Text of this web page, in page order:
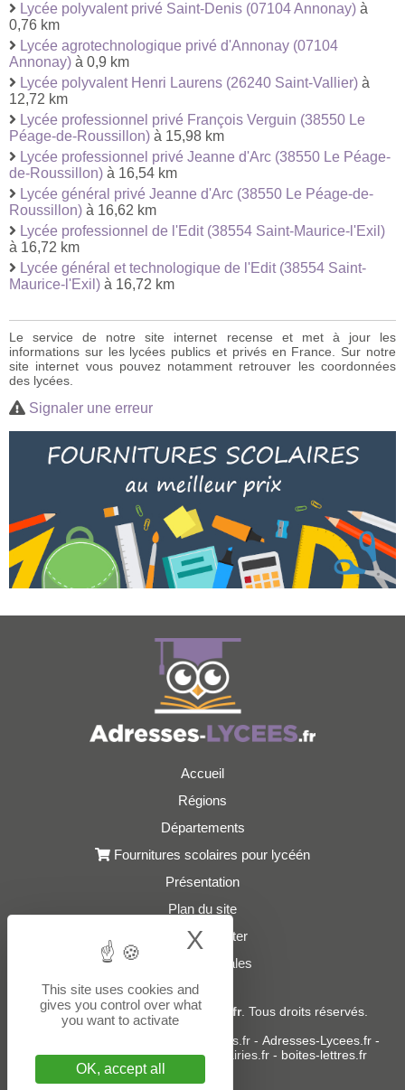
Lycée polyvalent privé Saint-Denis (07104 Annonay) à
0,76 km
Lycée agrotechnologique privé d'Annonay (07104
Annonay) à 0,9 km
Lycée polyvalent Henri Laurens (26240 Saint-Vallier) à
12,72 km
Lycée professionnel privé François Verguin (38550 Le
Péage-de-Roussillon) à 15,98 km
Lycée professionnel privé Jeanne d'Arc (38550 Le Péage-
de-Roussillon) à 16,54 km
Lycée général privé Jeanne d'Arc (38550 Le Péage-de-
Roussillon) à 16,62 km
Lycée professionnel de l'Edit (38554 Saint-Maurice-l'Exil)
à 16,72 km
Lycée général et technologique de l'Edit (38554 Saint-
Maurice-l'Exil) à 16,72 km
Le service de notre site internet recense et met à jour les
informations sur les lycées publics et privés en France. Sur notre
site internet vous pouvez notamment retrouver les coordonnées
des lycées.
Signaler une erreur
Accueil
Régions
Départements
Fournitures scolaires pour lycéén
Présentation
Plan du site
Nous contacter
Mentions légales
© 2021 - 2026Adresses-Lycees.fr. Tous droits réservés.
donneespubliques.fr- Adresses-Lycees.fr-
Adresses-Ecoles.fr-Adresses-Mairies.fr- boites-lettres.fr
This site uses cookies and
gives you control over what
you want to activate
OK, accept all
X Hide cookie